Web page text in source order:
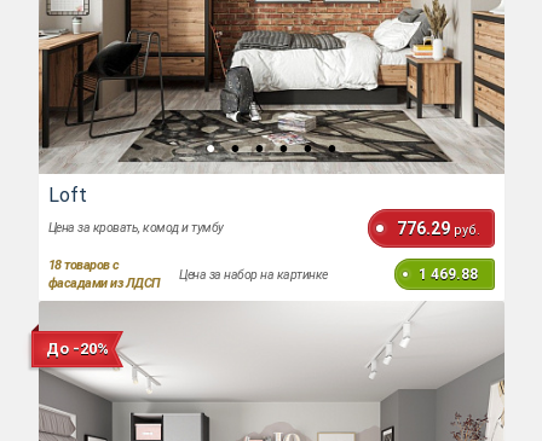
Loft
Цена за кровать, комод и тумбу 776.29 руб.
18товаров с
фасадами из ЛДСП
Цена за набор на картинке 1 469.88
До -20%